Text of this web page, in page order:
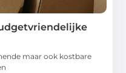
maar ook kostbare